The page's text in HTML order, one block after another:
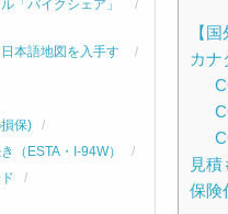
【
カナ
見
保険
「バイクシェア」
本語地図を入手す
保)
（ESTA・I-94W）